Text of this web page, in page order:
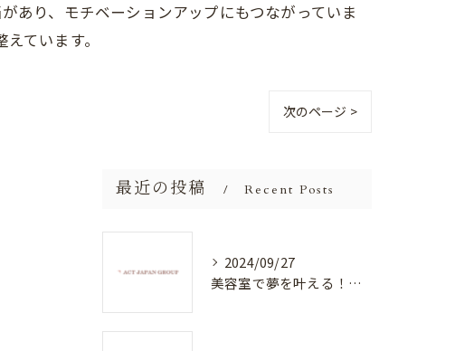
あり、モチベーションアップにもつながっていま
ています。
次のページ >
最近の投稿 Recent Posts
2024/09/27
美容室で夢を叶える！自分を磨く新たなチャンス